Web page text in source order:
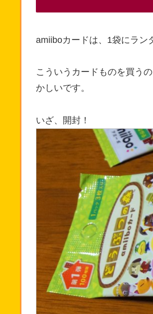
amiiboカードは、1袋にラン
こういうカードものを買う
かしいです。
いざ、開封！